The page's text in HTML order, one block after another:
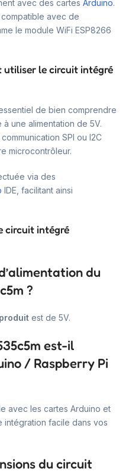
avec des cartes Arduino.
avec de
le module WiFi ESP8266
utiliser le circuit intégré
de bien comprendre
une alimentation de 5V.
SPI ou I2C
microcontrôleur.
via des
IDE, facilitant ainsi
circuit intégré
du
?
est de 5V.
est-il
/ Raspberry Pi
avec les cartes Arduino et
intégration facile dans vos
du circuit